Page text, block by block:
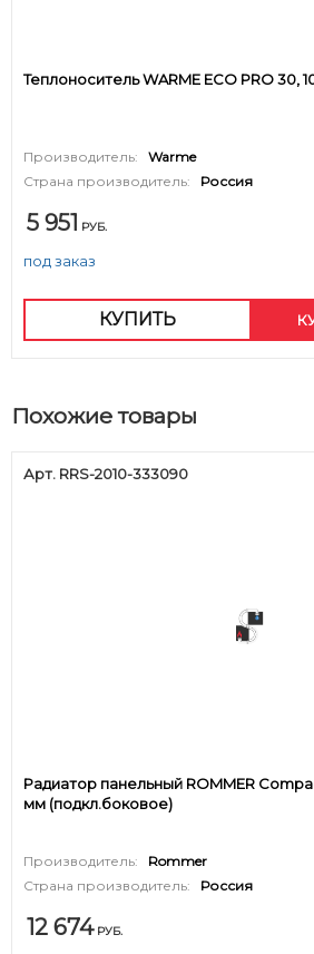
Теплоноситель WARME ECO PRO 30,
Производитель:
Warme
Страна производитель:
Россия
5 951 РУБ.
под заказ
КУПИТЬ
Похожие товары
Арт. RRS-2010-333090
Радиатор панельный ROMMER
мм (подкл.боковое)
Производитель:
Rommer
Страна производитель:
Россия
12 674 РУБ.